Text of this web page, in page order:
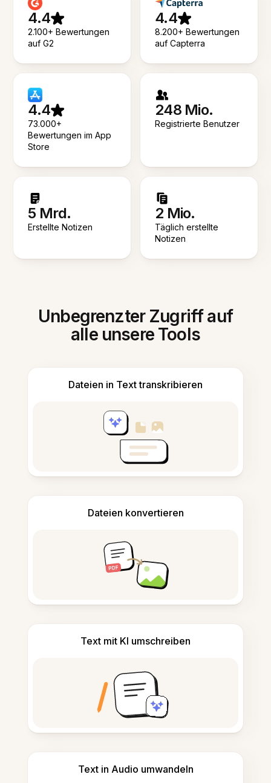
4.4
2.100+ Bewertungen
auf G2
4.4
8.200+ Bewertungen
auf Capterra
4.4
73.000+
Bewertungen im App
Store
248 Mio.
Registrierte Benutzer
5 Mrd.
Erstellte Notizen
2 Mio.
Täglich erstellte
Notizen
Unbegrenzter Zugriff auf
alle unsere Tools
Dateien in Text transkribieren
Dateien konvertieren
Text mit KI umschreiben
Text in Audio umwandeln